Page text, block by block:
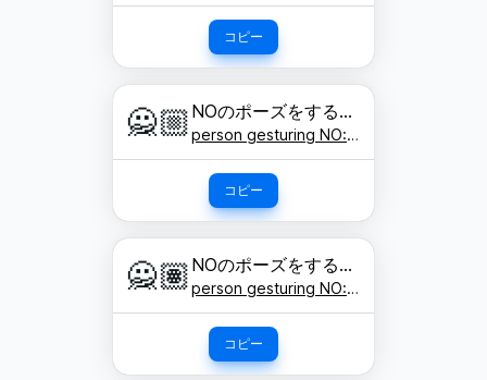
コピー
🙅🏼 NOのポーズをする人: やや明るい肌色
person gesturing NO: medium-light skin tone
コピー
🙅🏽 NOのポーズをする人: 肌色
person gesturing NO: medium skin tone
コピー